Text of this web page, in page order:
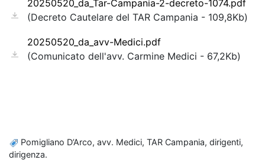
20250520_da_Tar-Campania-2-decreto-1074.pdf
(Decreto Cautelare del TAR Campania - 109,8Kb)
20250520_da_avv-Medici.pdf
(Comunicato dell'avv. Carmine Medici - 67,2Kb)
Pomigliano D’Arco, avv. Medici, TAR Campania, dirigenti,
dirigenza.